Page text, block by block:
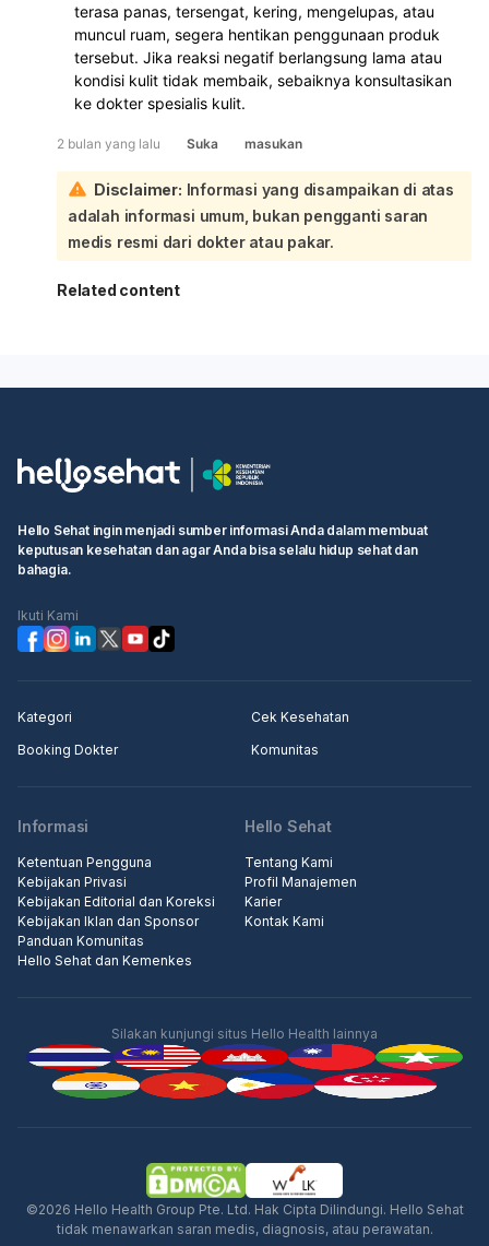
terasa panas, tersengat, kering, mengelupas, atau
muncul ruam, segera hentikan penggunaan produk
tersebut. Jika reaksi negatif berlangsung lama atau
kondisi kulit tidak membaik, sebaiknya konsultasikan
ke dokter spesialis kulit.
2 bulan yang lalu Suka masukan
Disclaimer: Informasi yang disampaikan di atas
adalah informasi umum, bukan pengganti saran
medis resmi dari dokter atau pakar.
Related content
Hello Sehat ingin menjadi sumber informasi Anda dalam membuat
keputusan kesehatan dan agar Anda bisa selalu hidup sehat dan
bahagia.
Ikuti Kami
Kategori
Cek Kesehatan
Booking Dokter
Komunitas
Informasi
Ketentuan Pengguna
Kebijakan Privasi
Kebijakan Editorial dan Koreksi
Kebijakan Iklan dan Sponsor
Panduan Komunitas
Hello Sehat dan Kemenkes
Hello Sehat
Tentang Kami
Profil Manajemen
Karier
Kontak Kami
Silakan kunjungi situs Hello Health lainnya
©2026 Hello Health Group Pte. Ltd. Hak Cipta Dilindungi. Hello Sehat
tidak menawarkan saran medis, diagnosis, atau perawatan.